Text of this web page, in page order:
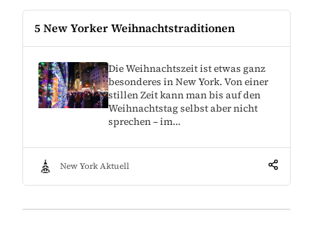
5 New Yorker Weihnachtstraditionen
Die Weihnachtszeit ist etwas ganz
besonderes in New York. Von einer
stillen Zeit kann man bis auf den
Weihnachtstag selbst aber nicht
sprechen – im…
New York Aktuell